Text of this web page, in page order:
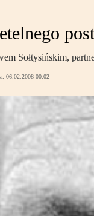
Sołtysińskim,
06.02.2008 00:02